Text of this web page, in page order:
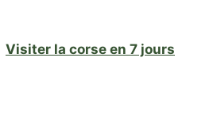
Visiter la corse en 7 jours